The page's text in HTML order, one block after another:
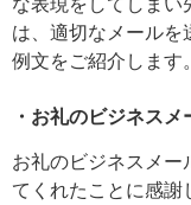
な表現をしてしまい
は、適切なメールを
例文をご紹介します。
・お礼のビジネスメ
お礼のビジネスメー
てくれたことに感謝